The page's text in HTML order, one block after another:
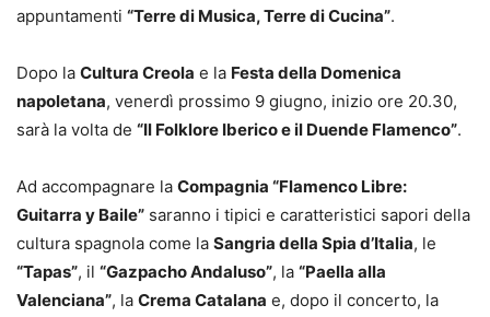
appuntamenti “Terre di Musica, Terre di Cucina”.
Dopo la Cultura Creola e la Festa della Domenica
napoletana, venerdì prossimo 9 giugno, inizio ore 20.30,
sarà la volta de “Il Folklore Iberico e il Duende Flamenco”.
Ad accompagnare la Compagnia “Flamenco Libre:
Guitarra y Baile” saranno i tipici e caratteristici sapori della
cultura spagnola come la Sangria della Spia d’Italia, le
“Tapas”, il “Gazpacho Andaluso”, la “Paella alla
Valenciana”, la Crema Catalana e, dopo il concerto, la